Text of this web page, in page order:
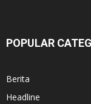
POPULAR
Berita
Headline